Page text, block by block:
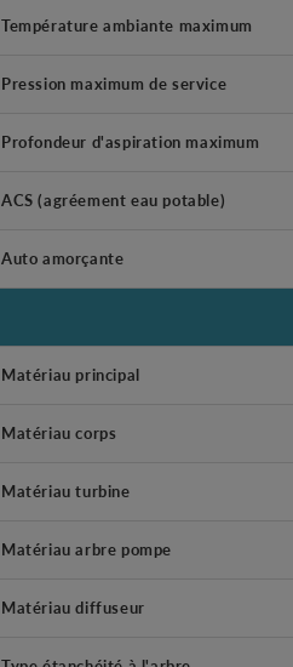
Température ambiante maximum
Pression maximum de service
Profondeur d'aspiration maximum
ACS (agréement eau potable)
Auto amorçante
Matériau principal
Matériau corps
Matériau turbine
Matériau arbre pompe
Matériau diffuseur